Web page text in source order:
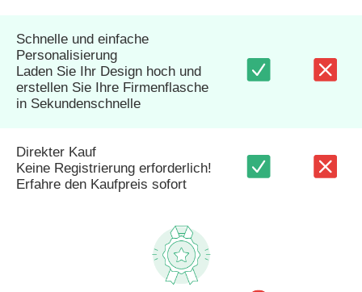
Schnelle und einfache
Personalisierung
Laden Sie Ihr Design hoch und
erstellen Sie Ihre Firmenflasche
in Sekundenschnelle
Direkter Kauf
Keine Registrierung erforderlich!
Erfahre den Kaufpreis sofort